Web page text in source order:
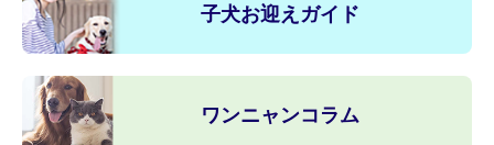
子犬お迎えガイド
ワンニャンコラム